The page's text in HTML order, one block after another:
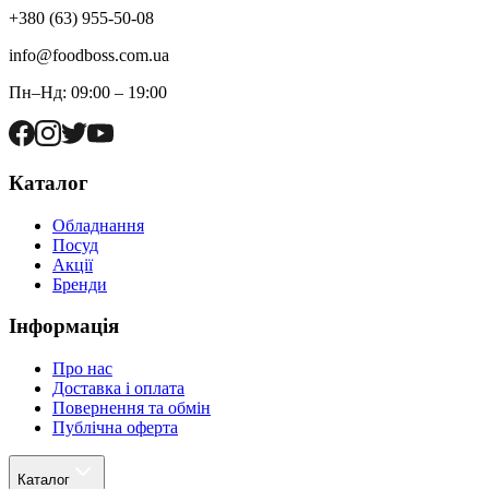
+380 (63) 955-50-08
info@foodboss.com.ua
Пн–Нд: 09:00 – 19:00
Каталог
Обладнання
Посуд
Акції
Бренди
Інформація
Про нас
Доставка і оплата
Повернення та обмін
Публічна оферта
Каталог